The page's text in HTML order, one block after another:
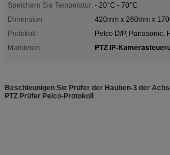
Speichern Sie Temperatur: - 20°C - 70°C
Dimension:
420mm x 260mm x
Protokoll:
Pelco D/P, Panasonic,
Markieren:
PTZ IP-
Beschleunigen Sie Prüfer der Hauben-3 der
PTZ Prüfer Pelco-Protokoll